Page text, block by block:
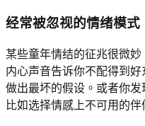
经常被忽视的情绪模式
某些童年情结的征兆很微
内心声音告诉你不配得到
做出最坏的假设。或者你
比如选择情感上不可用的